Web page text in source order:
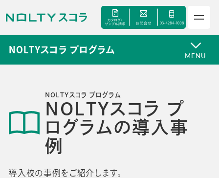
NOLTYスコラ プログラム
MENU
NOLTYスコラ プ
ログラムの導入事
例
NOLTYスコラ プログラム
導入校の事例をご紹介します。